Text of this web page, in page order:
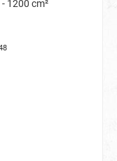
1200 cm²